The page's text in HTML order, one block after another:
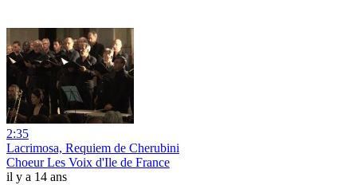
2:35
Lacrimosa, Requiem de Cherubini
Choeur Les Voix d'Ile de France
il y a 14 ans